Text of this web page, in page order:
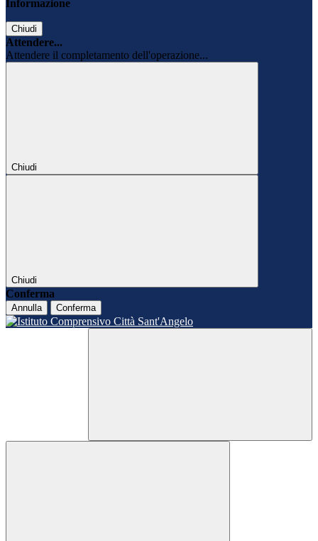
Informazione
Chiudi
Attendere...
Attendere il completamento dell'operazione...
Chiudi
Chiudi
Conferma
Annulla Conferma